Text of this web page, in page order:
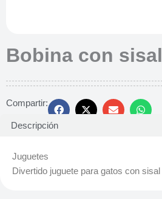
Bobina con sisal
Compartir:
Descripción
Juguetes
Divertido juguete para gatos con sisal